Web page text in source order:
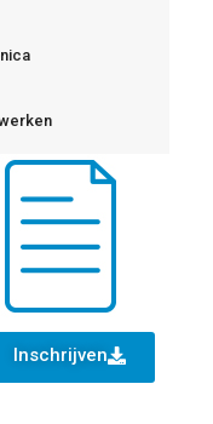
Inschrijven